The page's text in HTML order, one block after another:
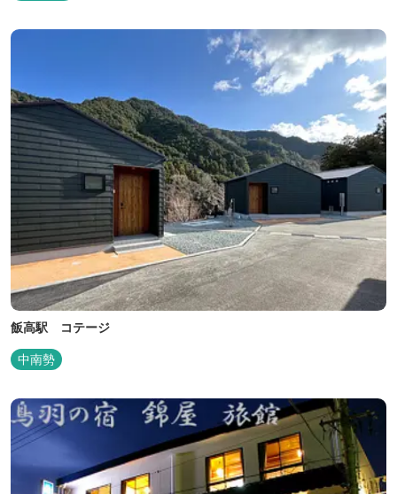
出来ます。 扇野温泉”初蕾の湯”では、水琴窟の音に耳をすませてみ
てください。ユニバーサルルーム、露天風呂付客室もあります。
飯高駅 コテージ
中南勢